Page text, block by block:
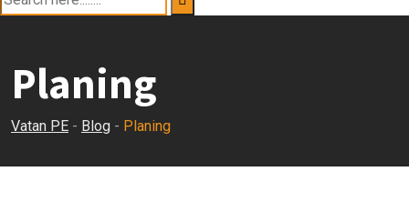
Planing
Vatan PE - Blog - Planing